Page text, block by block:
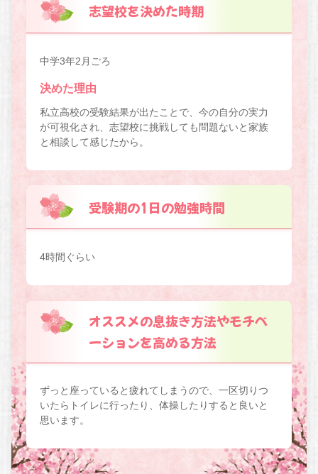
志望校を決めた時期
中学3年2月ごろ
決めた理由
私立高校の受験結果が出たことで、今の自分の実力
が可視化され、志望校に挑戦しても問題ないと家族
と相談して感じたから。
受験期の1日の勉強時間
4時間ぐらい
オススメの息抜き方法やモチベ
ーションを高める方法
ずっと座っていると疲れてしまうので、一区切りつ
いたらトイレに行ったり、体操したりすると良いと
思います。